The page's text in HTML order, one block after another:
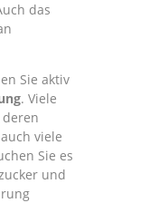
das
Sie aktiv
. Viele
viele
Sie es
und